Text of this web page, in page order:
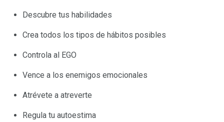
Descubre tus habilidades
Crea todos los tipos de hábitos posibles
Controla al EGO
Vence a los enemigos emocionales
Atrévete a atreverte
Regula tu autoestima